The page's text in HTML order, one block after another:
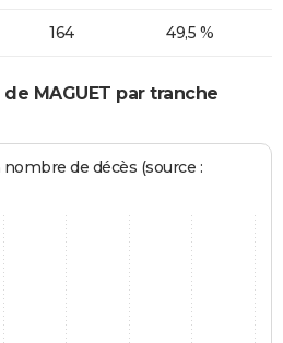
164 49,5 %
MAGUET par tranche
de décès (source :